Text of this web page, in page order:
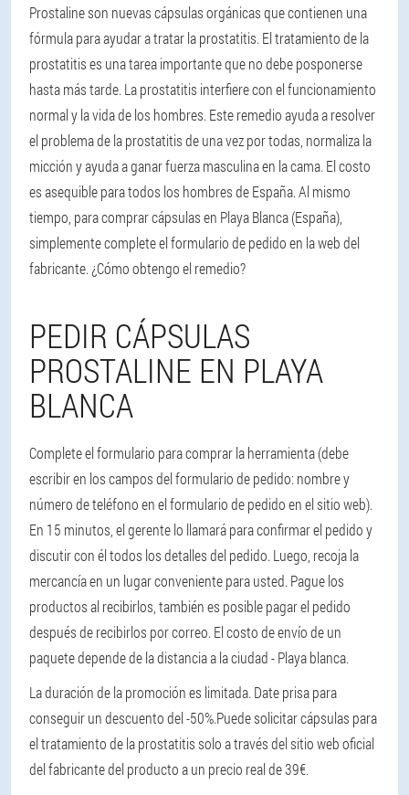
Prostaline son nuevas cápsulas orgánicas que contienen una
fórmula para ayudar a tratar la prostatitis. El tratamiento de la
prostatitis es una tarea importante que no debe posponerse
hasta más tarde. La prostatitis interfiere con el funcionamiento
normal y la vida de los hombres. Este remedio ayuda a resolver
el problema de la prostatitis de una vez por todas, normaliza la
micción y ayuda a ganar fuerza masculina en la cama. El costo
es asequible para todos los hombres de España. Al mismo
tiempo, para comprar cápsulas en Playa Blanca (España),
simplemente complete el formulario de pedido en la web del
fabricante. ¿Cómo obtengo el remedio?
PEDIR CÁPSULAS
PROSTALINE EN PLAYA
BLANCA
Complete el formulario para comprar la herramienta (debe
escribir en los campos del formulario de pedido: nombre y
número de teléfono en el formulario de pedido en el sitio web).
En 15 minutos, el gerente lo llamará para confirmar el pedido y
discutir con él todos los detalles del pedido. Luego, recoja la
mercancía en un lugar conveniente para usted. Pague los
productos al recibirlos, también es posible pagar el pedido
después de recibirlos por correo. El costo de envío de un
paquete depende de la distancia a la ciudad - Playa blanca.
La duración de la promoción es limitada. Date prisa para
conseguir un descuento del -50%.Puede solicitar cápsulas para
el tratamiento de la prostatitis solo a través del sitio web oficial
del fabricante del producto a un precio real de 39€.